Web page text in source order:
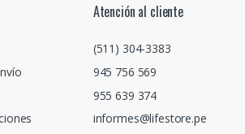
Atención al cliente
(511) 304-3383
945 756 569
955 639 374
informes@lifestore.pe